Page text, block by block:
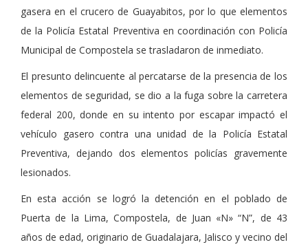
gasera en el crucero de Guayabitos, por lo que elementos
de la Policía Estatal Preventiva en coordinación con Policía
Municipal de Compostela se trasladaron de inmediato.
El presunto delincuente al percatarse de la presencia de los
elementos de seguridad, se dio a la fuga sobre la carretera
federal 200, donde en su intento por escapar impactó el
vehículo gasero contra una unidad de la Policía Estatal
Preventiva, dejando dos elementos policías gravemente
lesionados.
En esta acción se logró la detención en el poblado de
Puerta de la Lima, Compostela, de Juan «N» “N”, de 43
años de edad, originario de Guadalajara, Jalisco y vecino del